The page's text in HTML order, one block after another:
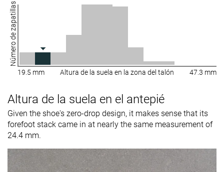
Número de zapatillas
19.5 mm Altura de la suela en la zona del talón 47.3 mm
Altura de la suela en el antepié
Given the shoe's zero-drop design, it makes sense that its
forefoot stack came in at nearly the same measurement of
24.4 mm.